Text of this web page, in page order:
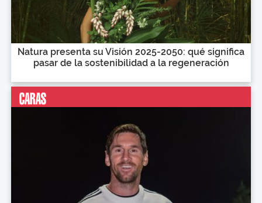
Natura presenta su Visión 2025-2050: qué significa
pasar de la sostenibilidad a la regeneración